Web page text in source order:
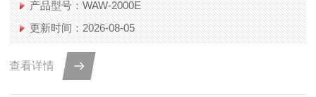
产品型号：WAW-2000E
更新时间：2026-08-05
查看详情